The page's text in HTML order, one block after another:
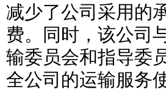
减少了公司采用的
费。同时，该公司
输委员会和指导委
全公司的运输服务